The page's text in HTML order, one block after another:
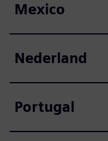
Mexico
Nederland
Portugal